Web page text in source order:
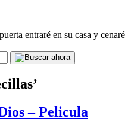
entraré en su casa y cenaré
– Pelicula